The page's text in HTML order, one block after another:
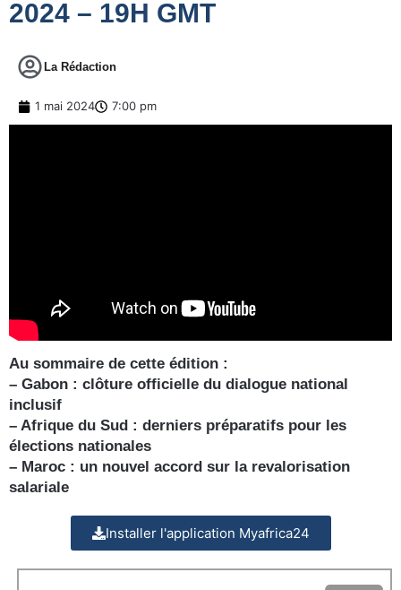
2024 – 19H GMT
La Rédaction
1 mai 2024 7:00 pm
Au sommaire de cette édition :
– Gabon : clôture officielle du dialogue national
inclusif
– Afrique du Sud : derniers préparatifs pour les
élections nationales
– Maroc : un nouvel accord sur la revalorisation
salariale
Installer l'application Myafrica24